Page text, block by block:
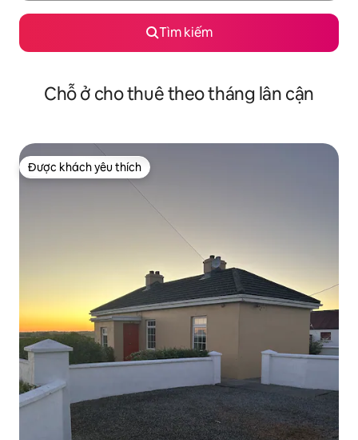
Tìm kiếm
Chỗ ở cho thuê theo tháng lân cận
Được khách yêu thích
Được khách yêu thích